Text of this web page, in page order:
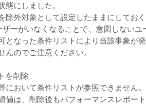
態にしました。
除外対象として設定したままにしてお
ーがいなくなることで、意図しないユ
なった条件リストにより当該事象が発
のでご注意ください。
を削除
おいて条件リストが参照できません。
値は、削除後もパフォーマンスレポー